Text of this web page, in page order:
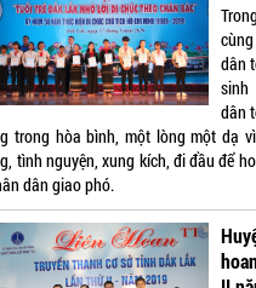
dân
sinh
dân
trong hòa bình, một lòng một dạ
tình nguyện, xung kích, đi đầu để
dân giao phó.